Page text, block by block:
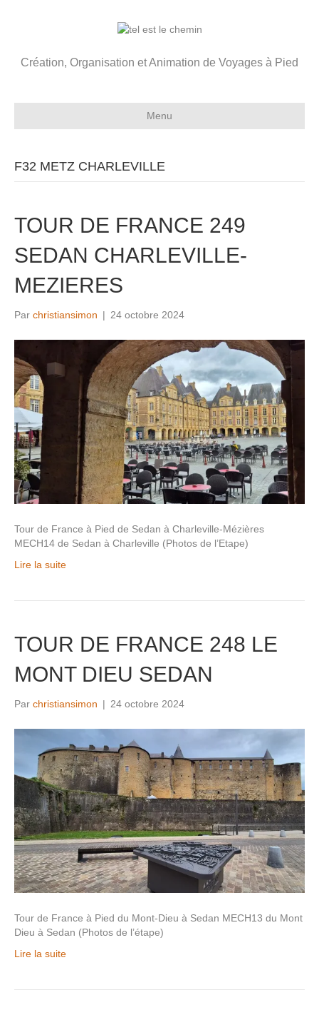
Création, Organisation et Animation de Voyages à Pied
Menu
F32 METZ CHARLEVILLE
TOUR DE FRANCE 249
SEDAN CHARLEVILLE-
MEZIERES
Par christiansimon | 24 octobre 2024
Tour de France à Pied de Sedan à Charleville-Mézières
MECH14 de Sedan à Charleville (Photos de l’Etape)
Lire la suite
TOUR DE FRANCE 248 LE
MONT DIEU SEDAN
Par christiansimon | 24 octobre 2024
Tour de France à Pied du Mont-Dieu à Sedan MECH13 du Mont
Dieu à Sedan (Photos de l’étape)
Lire la suite